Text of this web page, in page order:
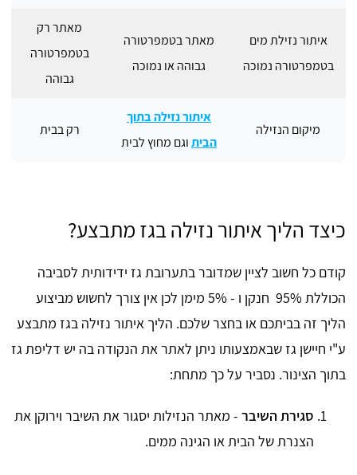
איתור נזילת מים
בטמפרטורה נמוכה
מאתר בטמפרטורה
גבוהה או נמוכה
מאתר רק
בטמפרטורה
גבוהה
מיקום הנזילה
איתור נזילה בתוך
הביתוגם מחוץ לבית
רק בבית
כיצד הליך איתור נזילה בגז מתבצע?
קודם כל חשוב לציין שמדובר בתערובת גז ידידותית לסביבה
הכוללת 95% חנקן ו - 5% מימן לכן אין צורך לחשוש מביצוע
הליך זה בביתכם או בחצר שלכם. הליך איתור נזילה בגז מתבצע
ע"י חיישן גז שבאמצעותו ניתן לאתר את הנקודה בה יש דליפת גז
בתוך הצינור. נסביר על כך מתחת:
סגירת השיבר - מאתר הנזילות יסגור את השיבר וירוקן את
הצנרת של הבית או הגינה ממים.